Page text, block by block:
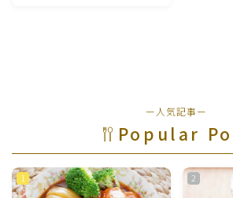
野菜料理(ブロッコリー・カリフラワー・
野菜料理(きゅうり・なす・トマト・ピー
ゃ・ゴーヤ)
ー人気記事ー
Popular